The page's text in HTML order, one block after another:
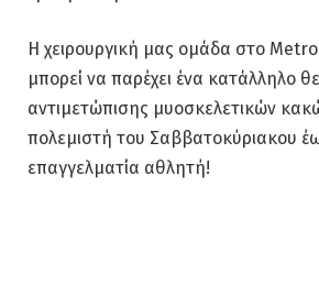
Η χειρουργική μας ομάδα στο
μπορεί να παρέχει ένα κατάλληλο
αντιμετώπισης μυοσκελετικών
πολεμιστή του Σαββατοκύριακου
επαγγελματία αθλητή!